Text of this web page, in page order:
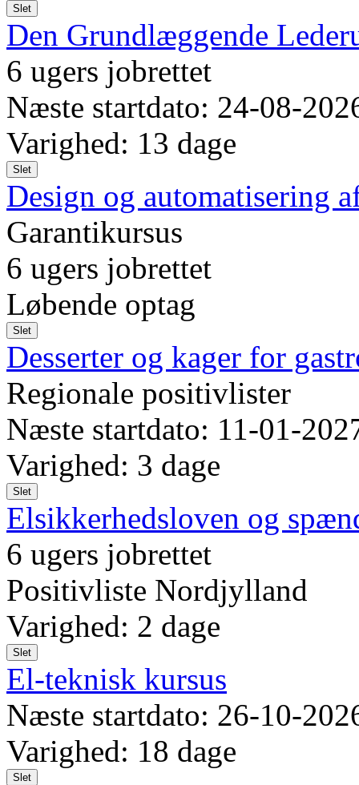
Slet
Den Grundlæggende
6 ugers jobrettet
Næste startdato: 24-08-
Varighed: 13 dage
Slet
Design og automatisering
Garantikursus
6 ugers jobrettet
Løbende optag
Slet
Desserter og kager for
Regionale positivlister
Næste startdato: 11-01-
Varighed: 3 dage
Slet
Elsikkerhedsloven og
6 ugers jobrettet
Positivliste Nordjylland
Varighed: 2 dage
Slet
El-teknisk kursus
Næste startdato: 26-10-
Varighed: 18 dage
Slet